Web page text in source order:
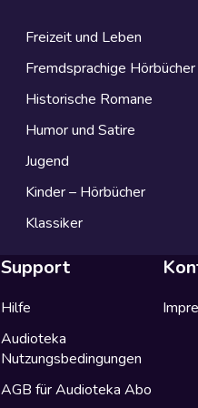
Freizeit und Leben
Fremdsprachige Hörbücher
Historische Romane
Humor und Satire
Jugend
Kinder – Hörbücher
Klassiker
Support
Hilfe
Audioteka
Nutzungsbedingungen
AGB für Audioteka Abo